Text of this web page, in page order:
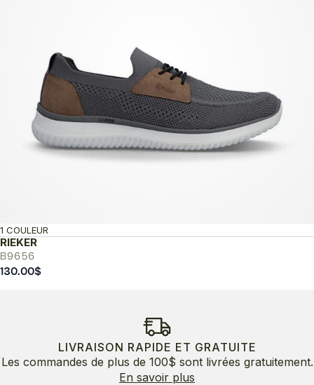
RIEKER
B9656
1 COULEUR
130.00$
LIVRAISON RAPIDE ET GRATUITE
Les commandes de plus de 100$ sont livrées gratuitement.
En savoir plus